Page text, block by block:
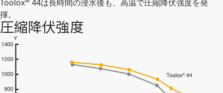
Toolox
44は長時間の浸水後も、高温で圧縮降伏強度を発
揮。
圧縮降伏強度